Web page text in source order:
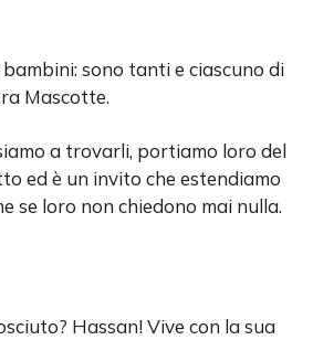
sono tanti e ciascuno di
Mascotte.
a trovarli, portiamo loro del
ed è un invito che estendiamo
se loro non chiedono mai nulla.
Hassan! Vive con la sua